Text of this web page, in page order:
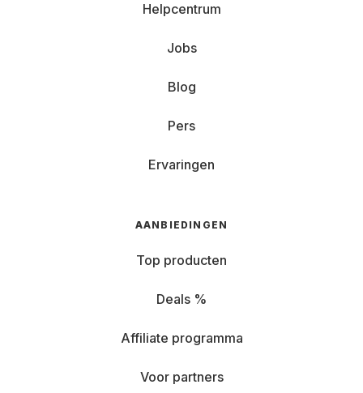
Helpcentrum
Jobs
Blog
Pers
Ervaringen
AANBIEDINGEN
Top producten
Deals %
Affiliate programma
Voor partners